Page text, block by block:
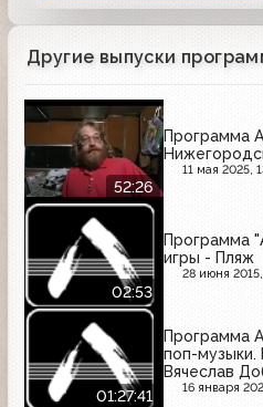
Другие выпуски
52:26
Программа
11 мая 2025,
02:53
Программа
игры - Пляж
28 июня
01:27:41
Программа
поп-музыки.
Вячеслав
16 января